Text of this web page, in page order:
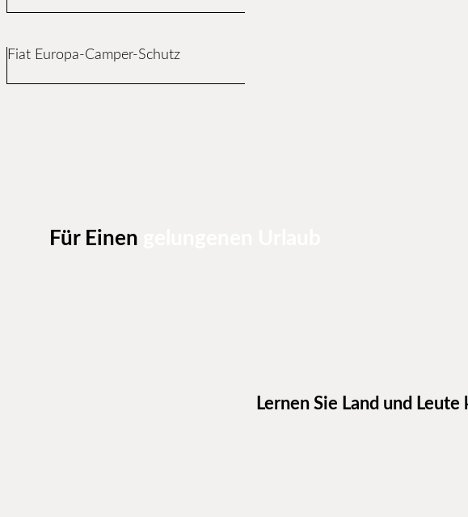
Fiat Europa-Camper-Schutz
Für Einen
Lernen Sie Land und